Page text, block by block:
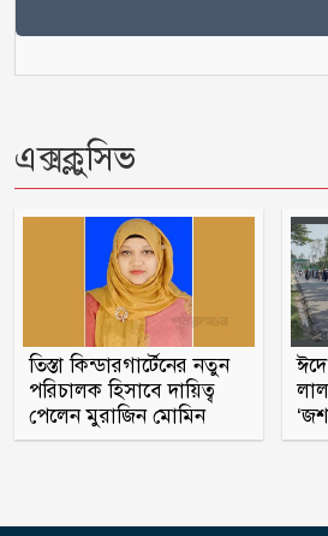
এক্সক্লুসিভ
তিস্তা কিন্ডারগার্টেনের নতুন
পরিচালক হিসাবে দায়িত্ব
পেলেন মুরাজিন মোমিন